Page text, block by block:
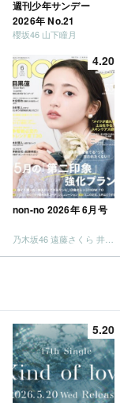
週刊少年サンデー
2026年 No.21
櫻坂46 山下瞳月
4.20
non-no 2026年 6月号
5.20